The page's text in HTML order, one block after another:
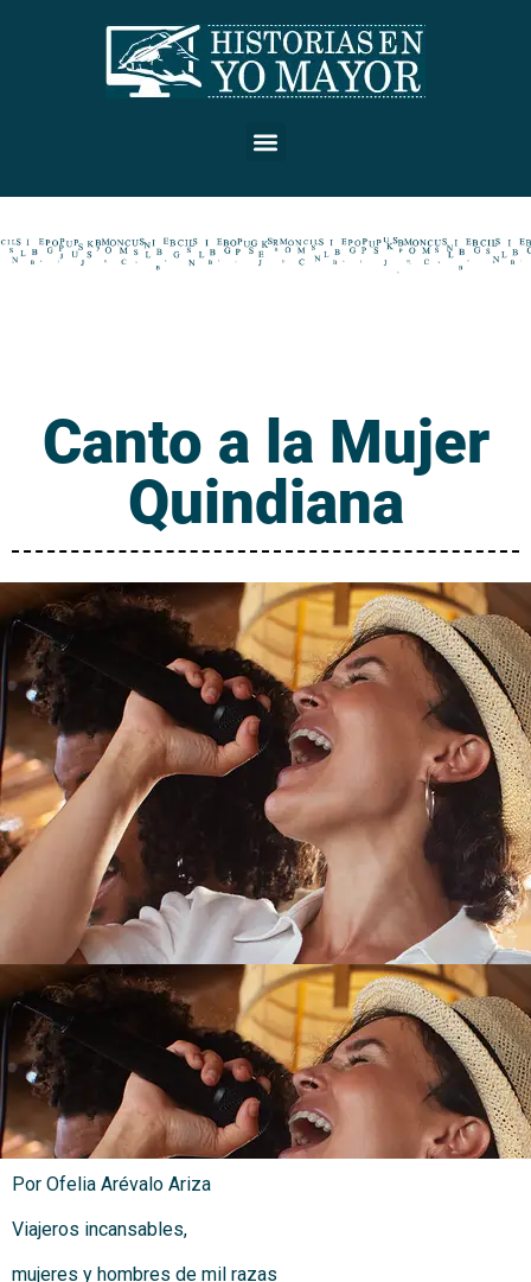
Canto a la Mujer
Quindiana
Por Ofelia Arévalo Ariza
Viajeros incansables,
mujeres y hombres de mil razas